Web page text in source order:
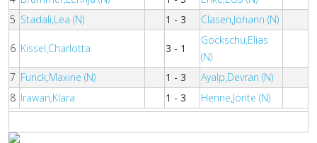
5 Stadali,Lea (N) 1 - 3 Clasen,Johann (N)
6 Kissel,Charlotta 3 - 1
Göckschu,Elias
(N)
7 Funck,Maxine (N) 1 - 3
Ayalp,Devran (N)
8 Irawan,Klara 1 - 3 Henne,Jonte (N)